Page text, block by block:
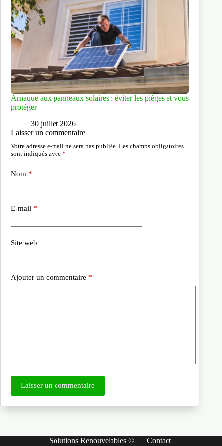
Arnaque aux panneaux solaires : éviter les pièges et vous
protéger
30 juillet 2026
Laisser un commentaire
Votre adresse e-mail ne sera pas publiée. Les champs obligatoires
sont indiqués avec *
Nom *
E-mail *
Site web
Ajouter un commentaire *
Laisser un commentaire
Solutions Renouvelables ©
Contact